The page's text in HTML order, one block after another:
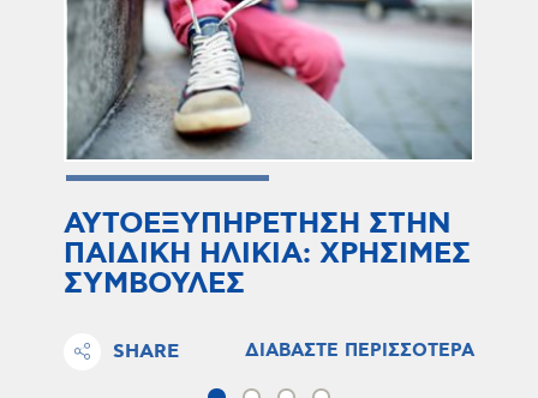
ΑΥΤΟΕΞΥΠΗΡΕΤΗΣΗ ΣΤΗΝ
ΠΑΙΔΙΚΗ ΗΛΙΚΙΑ: ΧΡΗΣΙΜΕΣ
ΣΥΜΒΟΥΛΕΣ
SHARE ΔΙΑΒΑΣΤΕ ΠΕΡΙΣΣΟΤΕΡΑ